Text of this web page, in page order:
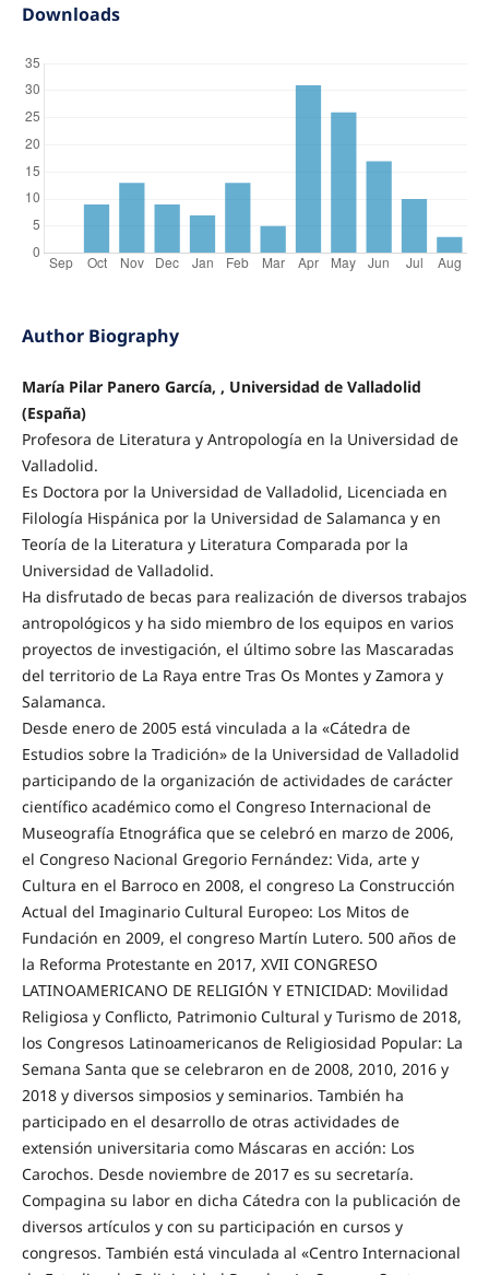
Downloads
Author Biography
María Pilar Panero García, , Universidad de Valladolid
(España)
Profesora de Literatura y Antropología en la Universidad de
Valladolid.
Es Doctora por la Universidad de Valladolid, Licenciada en
Filología Hispánica por la Universidad de Salamanca y en
Teoría de la Literatura y Literatura Comparada por la
Universidad de Valladolid.
Ha disfrutado de becas para realización de diversos trabajos
antropológicos y ha sido miembro de los equipos en varios
proyectos de investigación, el último sobre las Mascaradas
del territorio de La Raya entre Tras Os Montes y Zamora y
Salamanca.
Desde enero de 2005 está vinculada a la «Cátedra de
Estudios sobre la Tradición» de la Universidad de Valladolid
participando de la organización de actividades de carácter
científico académico como el Congreso Internacional de
Museografía Etnográfica que se celebró en marzo de 2006,
el Congreso Nacional Gregorio Fernández: Vida, arte y
Cultura en el Barroco en 2008, el congreso La Construcción
Actual del Imaginario Cultural Europeo: Los Mitos de
Fundación en 2009, el congreso Martín Lutero. 500 años de
la Reforma Protestante en 2017, XVII CONGRESO
LATINOAMERICANO DE RELIGIÓN Y ETNICIDAD: Movilidad
Religiosa y Conflicto, Patrimonio Cultural y Turismo de 2018,
los Congresos Latinoamericanos de Religiosidad Popular: La
Semana Santa que se celebraron en de 2008, 2010, 2016 y
2018 y diversos simposios y seminarios. También ha
participado en el desarrollo de otras actividades de
extensión universitaria como Máscaras en acción: Los
Carochos. Desde noviembre de 2017 es su secretaría.
Compagina su labor en dicha Cátedra con la publicación de
diversos artículos y con su participación en cursos y
congresos. También está vinculada al «Centro Internacional